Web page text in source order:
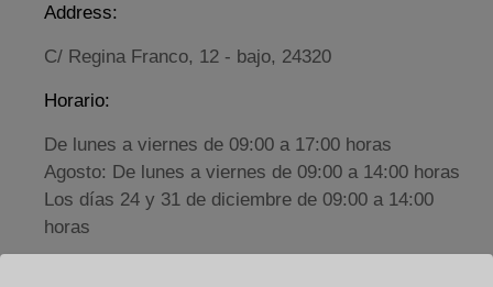
Address:
C/ Regina Franco, 12 - bajo, 24320
Horario:
De lunes a viernes de 09:00 a 17:00 horas
Agosto: De lunes a viernes de 09:00 a 14:00 horas
Los días 24 y 31 de diciembre de 09:00 a 14:00
horas